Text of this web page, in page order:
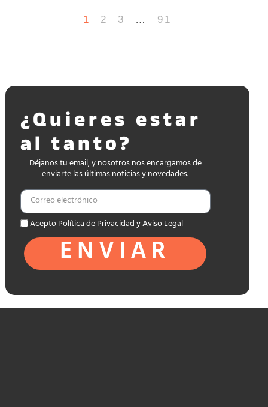
1 2 3 … 91
¿Quieres estar
al tanto?
Déjanos tu email, y nosotros nos encargamos de
enviarte las últimas noticias y novedades.
Acepto Política de Privacidad y Aviso Legal
ENVIAR